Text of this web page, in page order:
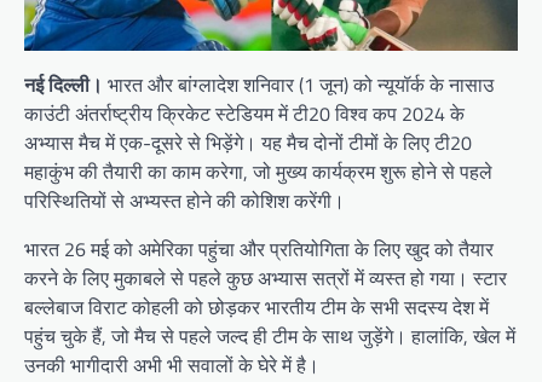
नई दिल्ली। भारत और बांग्लादेश शनिवार (1 जून) को न्यूयॉर्क के नासाउ
काउंटी अंतर्राष्ट्रीय क्रिकेट स्टेडियम में टी20 विश्व कप 2024 के
अभ्यास मैच में एक-दूसरे से भिड़ेंगे। यह मैच दोनों टीमों के लिए टी20
महाकुंभ की तैयारी का काम करेगा, जो मुख्य कार्यक्रम शुरू होने से पहले
परिस्थितियों से अभ्यस्त होने की कोशिश करेंगी।
भारत 26 मई को अमेरिका पहुंचा और प्रतियोगिता के लिए खुद को तैयार
करने के लिए मुकाबले से पहले कुछ अभ्यास सत्रों में व्यस्त हो गया। स्टार
बल्लेबाज विराट कोहली को छोड़कर भारतीय टीम के सभी सदस्य देश में
पहुंच चुके हैं, जो मैच से पहले जल्द ही टीम के साथ जुड़ेंगे। हालांकि, खेल में
उनकी भागीदारी अभी भी सवालों के घेरे में है।